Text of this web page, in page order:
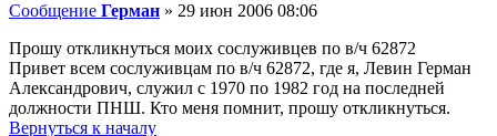
Сообщение Герман » 29 июн 2006 08:06
Прошу откликнуться моих сослуживцев по в/ч 62872
Привет всем сослуживцам по в/ч 62872, где я, Левин Герман
Александрович, служил с 1970 по 1982 год на последней
должности ПНШ. Кто меня помнит, прошу откликнуться.
Вернуться к началу